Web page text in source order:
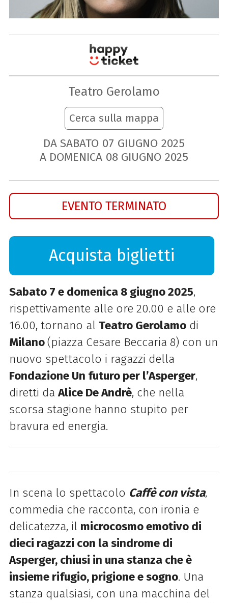
Teatro Gerolamo
Cerca sulla mappa
DA SABATO 07 GIUGNO 2025
A DOMENICA 08 GIUGNO 2025
EVENTO TERMINATO
Acquista biglietti
Sabato 7 e domenica 8 giugno 2025,
rispettivamente alle ore 20.00 e alle ore
16.00, tornano al Teatro Gerolamodi
Milano(piazza Cesare Beccaria 8) con un
nuovo spettacolo i ragazzi della
Fondazione Un futuro per l’Asperger,
diretti daAlice De Andrè, che nella
scorsa stagione hanno stupito per
bravura ed energia.
In scena lo spettacolo Caffè con vista,
commedia che racconta, con ironia e
delicatezza, il microcosmo emotivo di
dieci ragazzi con la sindrome di
Asperger, chiusi in una stanza che è
insieme rifugio, prigione e sogno. Una
stanza qualsiasi, con una macchina del